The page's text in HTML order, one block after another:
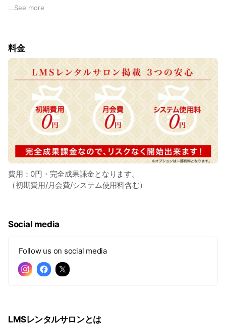
ちを実現できました！
いました。
etc
...See more
料金
費用：0円・完全成果課金となります。
（初期費用/月会費/システム使用料含む）
Social media
Follow us on social media
LMSレンタルサロンとは